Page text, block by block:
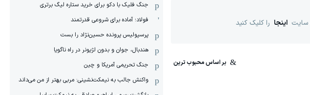
سایت اینجا را کلیک کنید
جنگ فلیک با دکو برای خرید ستاره لیگ برتری
فولاد؛ آماده برای شروعی قدرتمند
پرسپولیس پرونده حسین‌نژاد را بست
هندبال، جوان و بدون لژیونر در راه ناگویا
جنگ تحریمی آمریکا و چین
واکنش جالب به نیمکت‌نشینی: مربی بهتر از من می‌داند